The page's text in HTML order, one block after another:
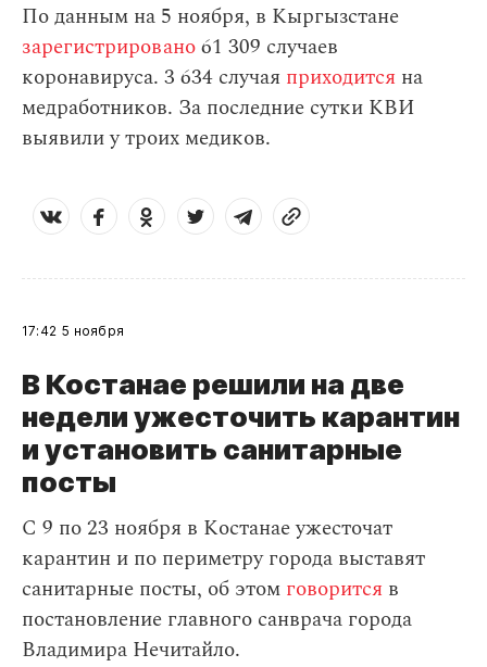
По данным на 5 ноября, в Кыргызстане
зарегистрировано61 309 случаев
коронавируса. 3 634 случая приходится на
медработников. За последние сутки КВИ
выявили у троих медиков.
17:42 5 ноября
В Костанае решили на две
недели ужесточить карантин
и установить санитарные
посты
С 9 по 23 ноября в Костанае ужесточат
карантин и по периметру города выставят
санитарные посты, об этом говорится в
постановление главного санврача города
Владимира Нечитайло.